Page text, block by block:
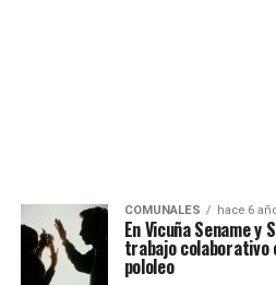
COMUNALES hace 6
En Vicuña Sename y
trabajo colaborativo
pololeo